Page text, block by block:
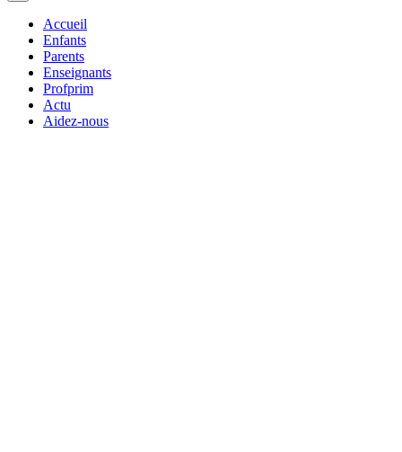
Accueil
Enfants
Parents
Enseignants
Profprim
Actu
Aidez-nous